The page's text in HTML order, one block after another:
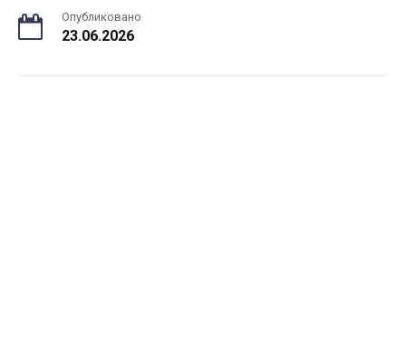
Опубликовано
23.06.2026